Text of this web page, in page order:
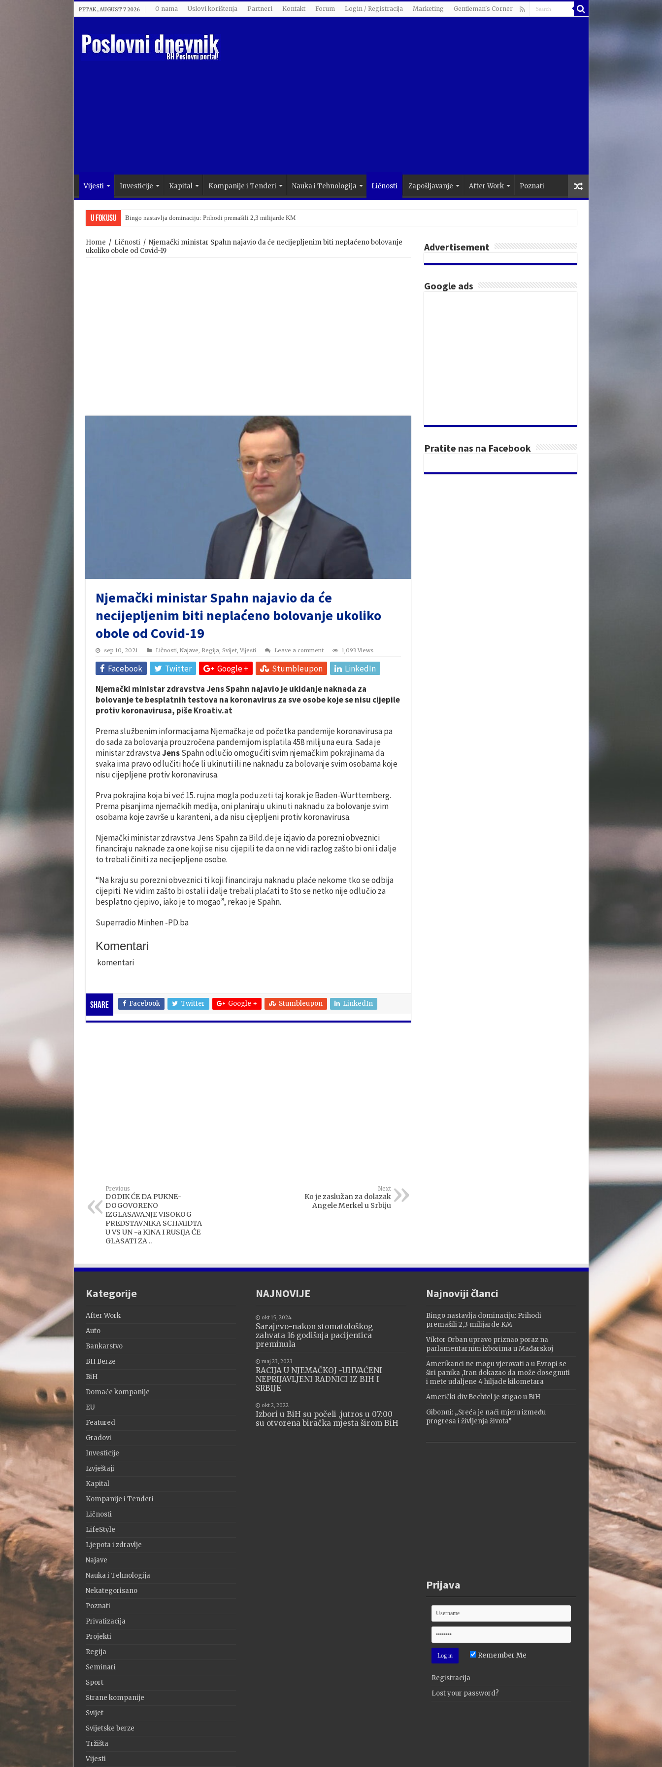
PETAK , AUGUST 7 2026 O nama Uslovi korištenja Partneri Kontakt Forum Login / Registracija Marketing Gentleman's Corner
Vijesti Investicije Kapital Kompanije i Tenderi Nauka i Tehnologija Ličnosti Zapošljavanje After Work Poznati
U Fokusu Bingo nastavlja dominaciju: Prihodi premašili 2,3 milijarde KM
Home / Ličnosti / Njemački ministar Spahn najavio da će necijepljenim biti neplaćeno bolovanje
ukoliko obole od Covid-19
Njemački ministar Spahn najavio da će
necijepljenim biti neplaćeno bolovanje ukoliko
obole od Covid-19
sep 10, 2021 Ličnosti, Najave, Regija, Svijet, Vijesti Leave a comment 1,093 Views
Facebook Twitter Google + Stumbleupon
LinkedIn
Njemački ministar zdravstva Jens Spahn najavio je ukidanje naknada za
bolovanje te besplatnih testova na koronavirus za sve osobe koje se nisu cijepile
protiv koronavirusa, pišeKroativ.at
Prema službenim informacijama Njemačka je od početka pandemije koronavirusa pa
do sada za bolovanja prouzročena pandemijom isplatila 458 milijuna eura. Sada je
ministar zdravstvaJensSpahn odlučio omogućiti svim njemačkim pokrajinama da
svaka ima pravo odlučiti hoće li ukinuti ili ne naknadu za bolovanje svim osobama koje
nisu cijepljene protiv koronavirusa.
Prva pokrajina koja bi već 15. rujna mogla poduzeti taj korak je Baden-Württemberg.
Prema pisanjima njemačkih medija, oni planiraju ukinuti naknadu za bolovanje svim
osobama koje završe u karanteni, a da nisu cijepljeni protiv koronavirusa.
Njemački ministar zdravstva Jens Spahn zaBild.deje izjavio da porezni obveznici
financiraju naknade za one koji se nisu cijepili te da on ne vidi razlog zašto bi oni i dalje
to trebali činiti za necijepljene osobe.
“Na kraju su porezni obveznici ti koji financiraju naknadu plaće nekome tko se odbija
cijepiti. Ne vidim zašto bi ostali i dalje trebali plaćati to što se netko nije odlučio za
besplatno cjepivo, iako je to mogao”, rekao je Spahn.
Superradio Minhen -PD.ba
Komentari
komentari
Share Facebook Twitter Google + Stumbleupon LinkedIn
Previous
DODIK ĆE DA PUKNE-
DOGOVORENO
IZGLASAVANJE VISOKOG
PREDSTAVNIKA SCHMIDTA
U VS UN -a KINA I RUSIJA ĆE
GLASATI ZA ..
Next
Ko je zaslužan za dolazak
Angele Merkel u Srbiju
Advertisement
Google ads
Pratite nas na Facebook
Kategorije
After Work
Auto
Bankarstvo
BH Berze
BiH
Domaće kompanije
EU
Featured
Gradovi
Investicije
Izvještaji
Kapital
Kompanije i Tenderi
Ličnosti
LifeStyle
Ljepota i zdravlje
Najave
Nauka i Tehnologija
Nekategorisano
Poznati
Privatizacija
Projekti
Regija
Seminari
Sport
Strane kompanije
Svijet
Svijetske berze
Tržišta
Vijesti
NAJNOVIJE
okt 15, 2024
Sarajevo-nakon stomatološkog
zahvata 16 godišnja pacijentica
preminula
maj 23, 2023
RACIJA U NJEMAČKOJ -UHVAĆENI
NEPRIJAVLJENI RADNICI IZ BIH I
SRBIJE
okt 2, 2022
Izbori u BiH su počeli ,jutros u 07:00
su otvorena biračka mjesta širom BiH
Najnoviji članci
Bingo nastavlja dominaciju: Prihodi
premašili 2,3 milijarde KM
Viktor Orban upravo priznao poraz na
parlamentarnim izborima u Mađarskoj
Amerikanci ne mogu vjerovati a u Evropi se
širi panika ,Iran dokazao da može dosegnuti
i mete udaljene 4 hiljade kilometara
Američki div Bechtel je stigao u BiH
Gibonni: „Sreća je naći mjeru između
progresa i življenja života”
Prijava
Remember Me
Registracija
Lost your password?